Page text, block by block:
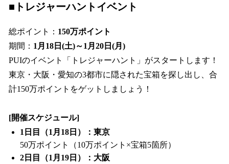
■トレジャーハントイベント
総ポイント： 150万ポイント
期間： 1月18日(土)～1月20日(月)
PUIのイベント「トレジャーハント」がスタートします！
東京・大阪・愛知の3都市に隠された宝箱を探し出し、合
計150万ポイントをゲットしましょう！
[開催スケジュール]
1日目（1月18日）：東京
50万ポイント（10万ポイント×宝箱5箇所）
2日目（1月19日）：大阪